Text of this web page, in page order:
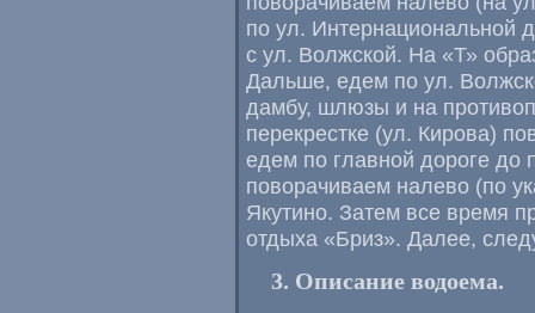
по ул. Интернациональной
с ул. Волжской. На «Т»
Дальше, едем по ул.
дамбу, шлюзы и на
перекрестке (ул. Кирова)
едем по главной дороге до
поворачиваем налево (по
Якутино. Затем все время
отдыха «Бриз». Далее,
3. Описание водоема.